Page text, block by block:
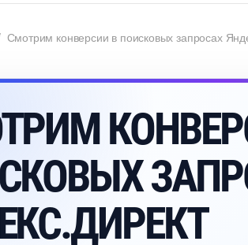
Смотрим конверсии в поисковых запросах